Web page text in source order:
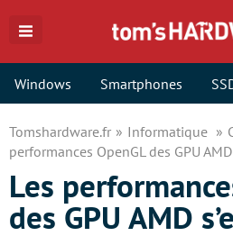
Windows Smartphones
Tomshardware.fr Informatique
performances OpenGL des GPU
Les
des GPU AMD